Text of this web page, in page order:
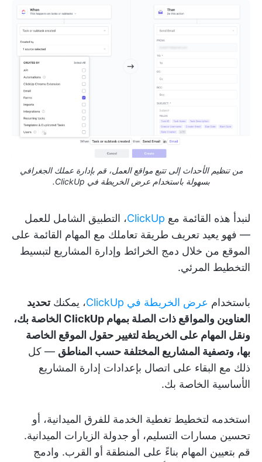
من تنظيم الأحداث إلى تتبع مواقع العمل، قم بإدارة عملك الجغرافي
بسهولة باستخدام عرض الخريطة في ClickUp.
لنبدأ هذه القائمة مع ClickUp، التطبيق الشامل للعمل
— فهو يعيد تعريف طريقة تعاملك مع المهام القائمة على
الموقع من خلال دمج الخرائط وإدارة المشاريع لتبسيط
التخطيط المرئي.
باستخدام عرض الخريطة في ClickUp ، يمكنكتحديد
العناوين والمواقع ذات الصلة بمهام ClickUp الخاصة بك،
ونقل المهام على الخريطة لتغيير حقول الموقع الخاصة
بها، وتصفية المشاريع المختلفة حسب المناطق — كل
ذلك مع البقاء على اتصال بإعدادات إدارة المشاريع
الأساسية الخاصة بك.
استخدمه لتخطيط تغطية الخدمة للفرق الميدانية، أو
تحسين مسارات التسليم، أو جدولة الزيارات الميدانية.
قم بتعيين المهام بناءً على المنطقة أو القرب. وادمج